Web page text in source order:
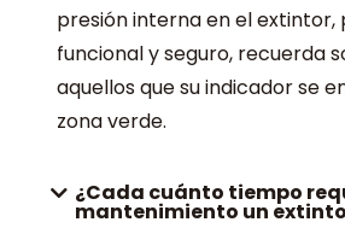
presión interna en el extintor,
funcional y seguro, recuerda
aquellos que su indicador se
zona verde.
¿Cada cuánto tiempo
mantenimiento un